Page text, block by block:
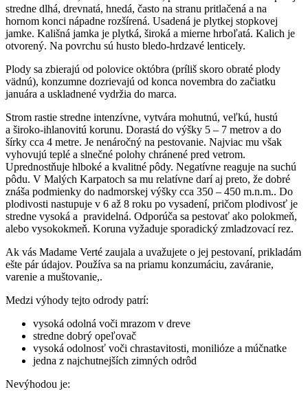
stredne dlhá, drevnatá, hnedá, často na stranu pritlačená a na
hornom konci nápadne rozšírená. Usadená je plytkej stopkovej
jamke. Kališná jamka je plytká, široká a mierne hrboľatá. Kalich je
otvorený. Na povrchu sú husto bledo-hrdzavé lenticely.
Plody sa zbierajú od polovice októbra (príliš skoro obraté plody
vädnú), konzumne dozrievajú od konca novembra do začiatku
januára a uskladnené vydržia do marca.
Strom rastie stredne intenzívne, vytvára mohutnú, veľkú, hustú
a široko-ihlanovitú korunu. Dorastá do výšky 5 – 7 metrov a do
šírky cca 4 metre. Je nenáročný na pestovanie. Najviac mu však
vyhovujú teplé a slnečné polohy chránené pred vetrom.
Uprednostňuje hlboké a kvalitné pôdy. Negatívne reaguje na suchú
pôdu. V Malých Karpatoch sa mu relatívne darí aj preto, že dobré
znáša podmienky do nadmorskej výšky cca 350 – 450 m.n.m.. Do
plodivosti nastupuje v 6 až 8 roku po vysadení, pričom plodivosť je
stredne vysoká a pravidelná. Odporúča sa pestovať ako polokmeň,
alebo vysokokmeň. Koruna vyžaduje sporadický zmladzovací rez.
Ak vás Madame Verté zaujala a uvažujete o jej pestovaní, prikladám
ešte pár údajov. Používa sa na priamu konzumáciu, zaváranie,
varenie a muštovanie,.
Medzi výhody tejto odrody patrí:
vysoká odolná voči mrazom v dreve
stredne dobrý opeľovač
vysoká odolnosť voči chrastavitosti, monilióze a múčnatke
jedna z najchutnejších zimných odrôd
Nevýhodou je: